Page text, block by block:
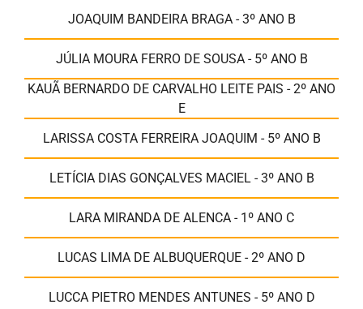
JOAQUIM BANDEIRA BRAGA - 3º ANO B
JÚLIA MOURA FERRO DE SOUSA - 5º ANO B
KAUÃ BERNARDO DE CARVALHO LEITE PAIS - 2º ANO
E
LARISSA COSTA FERREIRA JOAQUIM - 5º ANO B
LETÍCIA DIAS GONÇALVES MACIEL - 3º ANO B
LARA MIRANDA DE ALENCA - 1º ANO C
LUCAS LIMA DE ALBUQUERQUE - 2º ANO D
LUCCA PIETRO MENDES ANTUNES - 5º ANO D